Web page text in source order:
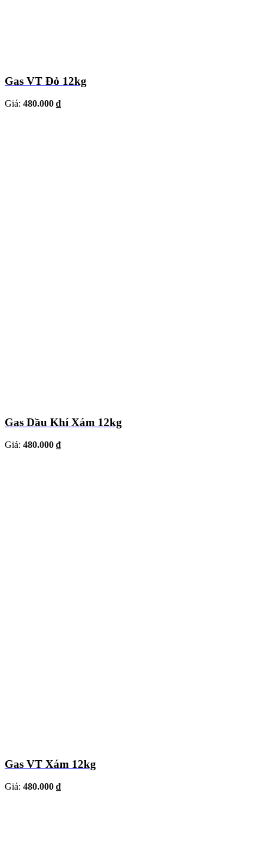
Gas VT Đỏ 12kg
Giá: 480.000 ₫
Gas Dầu Khí Xám 12kg
Giá: 480.000 ₫
Gas VT Xám 12kg
Giá: 480.000 ₫